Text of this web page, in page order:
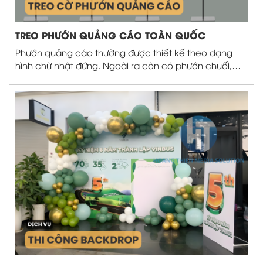
TREO PHƯỚN QUẢNG CÁO TOÀN QUỐC
Phướn quảng cáo thường được thiết kế theo dạng
hình chữ nhật đứng. Ngoài ra còn có phướn chuối,
hoặc phướn nhiều màu dùng để trang trí ở cổng các
cơ quan, trụ sở,…